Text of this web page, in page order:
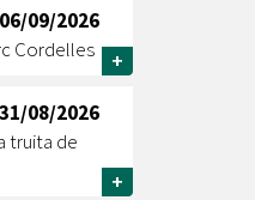
06/09/2026
Cordelles
+
31/08/2026
truita de
+